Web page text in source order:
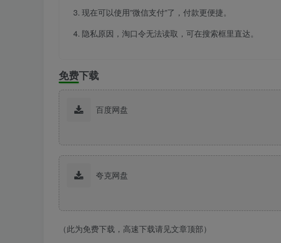
现在可以使用”微信支付”了，付款更便捷。
隐私原因，淘口令无法读取，可在搜索框里直达。
免费下载
百度网盘
夸克网盘
（此为免费下载，高速下载请见文章顶部）